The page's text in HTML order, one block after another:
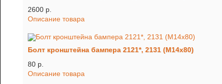
2600 p.
Описание товара
Болт кронштейна бампера 2121*, 2131 (М14х80)
80 p.
Описание товара